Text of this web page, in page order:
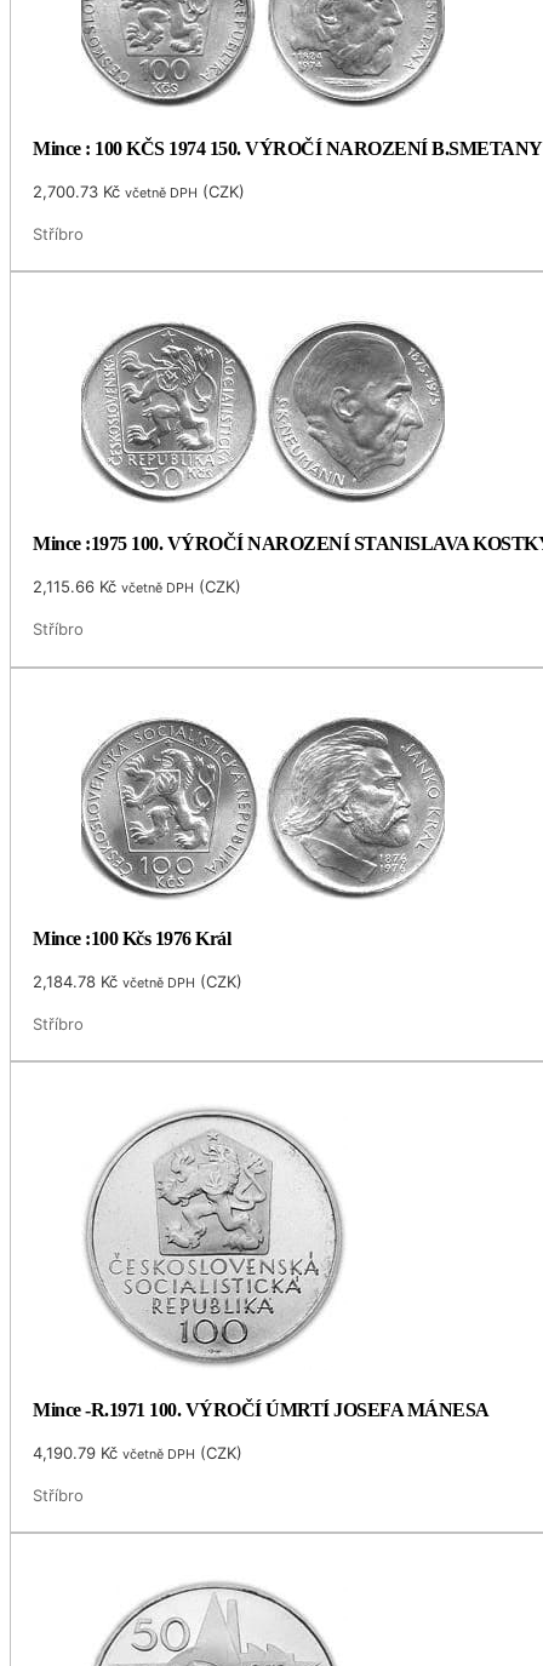
Mince : 100 KČS 1974 150. VÝROČÍ NAROZENÍ B.SMETANY
2,700.73 Kč včetně DPH (CZK)
Stříbro
Mince :1975 100. VÝROČÍ NAROZENÍ STANISLAVA
2,115.66 Kč včetně DPH (CZK)
Stříbro
Mince :100 Kčs 1976 Král
2,184.78 Kč včetně DPH (CZK)
Stříbro
Mince -R.1971 100. VÝROČÍ ÚMRTÍ JOSEFA MÁNESA
4,190.79 Kč včetně DPH (CZK)
Stříbro